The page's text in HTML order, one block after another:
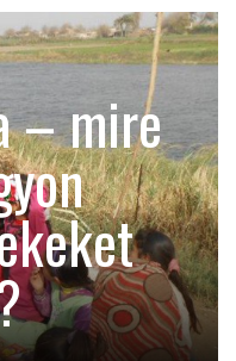
– mire